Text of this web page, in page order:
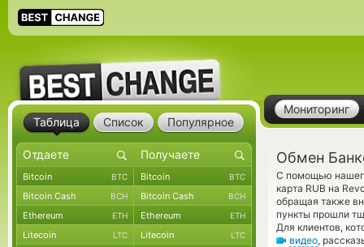
Мониторинг
Обмен
С помощью
карта RUB на
обращая также
пункты прошли
Для клиентов,
видео,
Таблица Список Популярное
Bitcoin BTC Bitcoin BTC
Bitcoin Cash BCH Bitcoin Cash BCH
Ethereum ETH Ethereum ETH
Litecoin LTC Litecoin LTC